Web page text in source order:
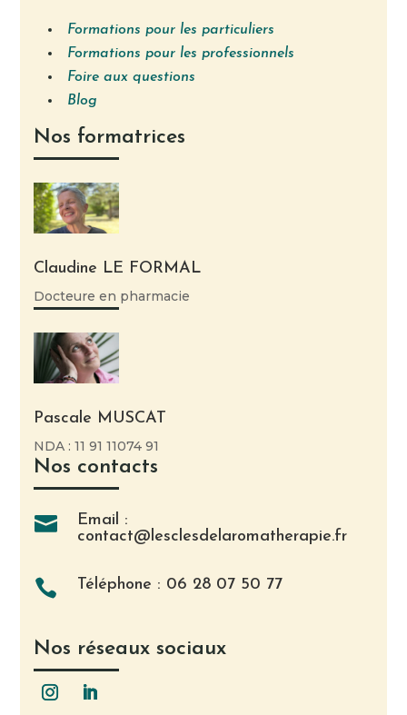
Formations pour les particuliers
Formations pour les professionnels
Foire aux questions
Blog
Nos formatrices
Claudine LE FORMAL
Docteure en pharmacie
Pascale MUSCAT
NDA : 11 91 11074 91
Nos contacts

Email :
contact@lesclesdelaromatherapie.fr
 Téléphone : 06 28 07 50 77
Nos réseaux sociaux